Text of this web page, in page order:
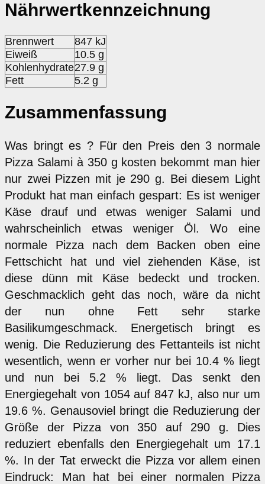
Nährwertkennzeichnung
Brennwert
847 kJ
Eiweiß
10.5 g
Kohlenhydrate27.9 g
Fett
5.2 g
Zusammenfassung
Was bringt es ? Für den Preis den 3 normale
Pizza Salami à 350 g kosten bekommt man hier
nur zwei Pizzen mit je 290 g. Bei diesem Light
Produkt hat man einfach gespart: Es ist weniger
Käse drauf und etwas weniger Salami und
wahrscheinlich etwas weniger Öl. Wo eine
normale Pizza nach dem Backen oben eine
Fettschicht hat und viel ziehenden Käse, ist
diese dünn mit Käse bedeckt und trocken.
Geschmacklich geht das noch, wäre da nicht
der nun ohne Fett sehr starke
Basilikumgeschmack. Energetisch bringt es
wenig. Die Reduzierung des Fettanteils ist nicht
wesentlich, wenn er vorher nur bei 10.4 % liegt
und nun bei 5.2 % liegt. Das senkt den
Energiegehalt von 1054 auf 847 kJ, also nur um
19.6 %. Genausoviel bringt die Reduzierung der
Größe der Pizza von 350 auf 290 g. Dies
reduziert ebenfalls den Energiegehalt um 17.1
%. In der Tat erweckt die Pizza vor allem einen
Eindruck: Man hat bei einer normalen Pizza